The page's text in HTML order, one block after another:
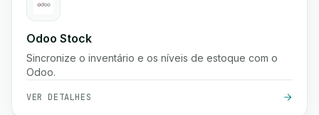
Odoo Stock
Sincronize o inventário e os níveis de estoque com o
Odoo.
VER DETALHES